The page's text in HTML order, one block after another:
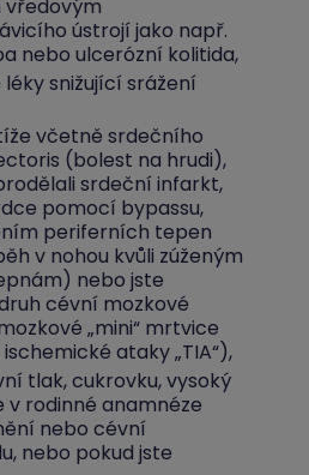
ústrojí jako např.
nebo ulcerózní kolitida,
snižující srážení
včetně srdečního
(bolest na hrudi),
srdeční infarkt,
pomocí bypassu,
periferních tepen
v nohou kvůli zúženým
nebo jste
cévní mozkové
„mini“ mrtvice
ataky „TIA“),
tlak, cukrovku, vysoký
rodinné anamnéze
nebo cévní
nebo pokud jste